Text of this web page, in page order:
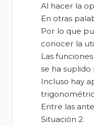
Al hacer la
En otras
Por lo que
conocer la
Las
se ha
Incluso hay
Entre las
Situación 2.